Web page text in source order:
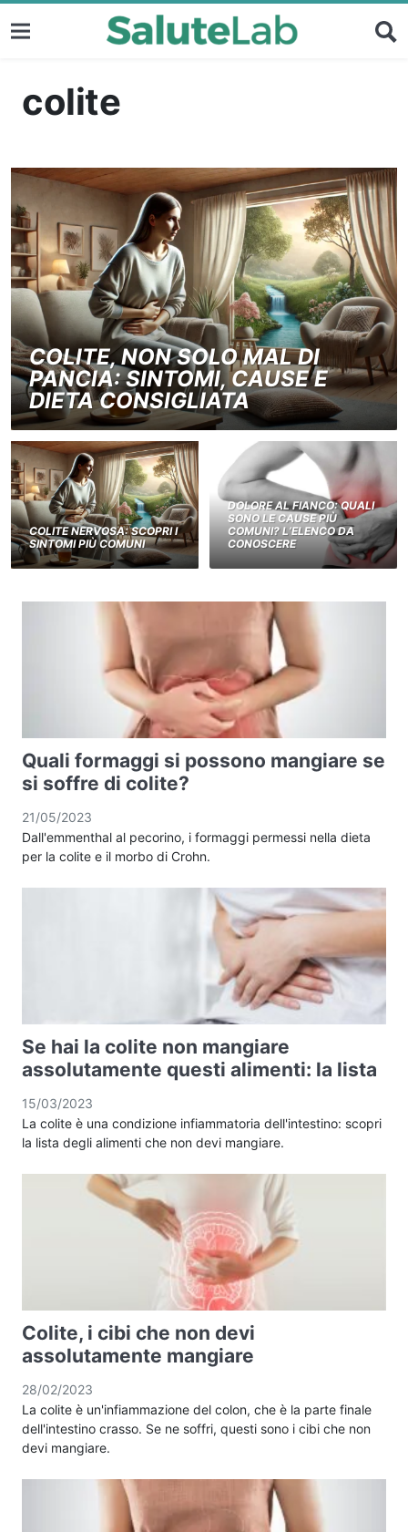
colite
COLITE, NON SOLO MAL DI
PANCIA: SINTOMI, CAUSE E
DIETA CONSIGLIATA
COLITE NERVOSA: SCOPRI I
SINTOMI PIÙ COMUNI
DOLORE AL FIANCO: QUALI
SONO LE CAUSE PIÙ
COMUNI? L’ELENCO DA
CONOSCERE
Quali formaggi si possono mangiare se
si soffre di colite?
21/05/2023
Dall'emmenthal al pecorino, i formaggi permessi nella dieta
per la colite e il morbo di Crohn.
Se hai la colite non mangiare
assolutamente questi alimenti: la lista
15/03/2023
La colite è una condizione infiammatoria dell'intestino: scopri
la lista degli alimenti che non devi mangiare.
Colite, i cibi che non devi
assolutamente mangiare
28/02/2023
La colite è un'infiammazione del colon, che è la parte finale
dell'intestino crasso. Se ne soffri, questi sono i cibi che non
devi mangiare.